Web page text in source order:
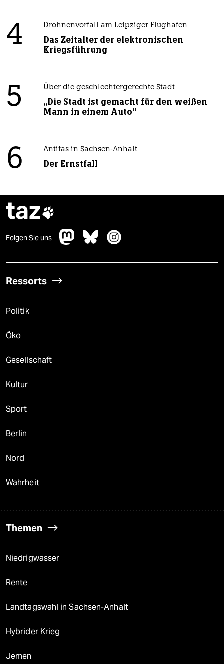
4 Drohnenvorfall am Leipziger Flughafen
Das Zeitalter der elektronischen
Kriegsführung
5 Über die geschlechtergerechte Stadt
„Die Stadt ist gemacht für den weißen
Mann in einem Auto“
6 Antifas in Sachsen-Anhalt
Der Ernstfall
taz
Folgen Sie uns
Ressorts
Politik
Öko
Gesellschaft
Kultur
Sport
Berlin
Nord
Wahrheit
Themen
Niedrigwasser
Rente
Landtagswahl in Sachsen-Anhalt
Hybrider Krieg
Jemen